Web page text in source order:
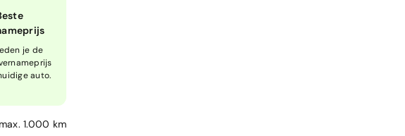
je de
auto.
1.000 km